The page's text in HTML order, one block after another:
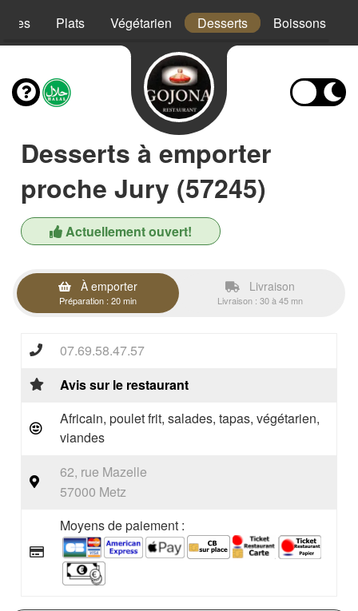
Plats Végétarien Desserts Boissons
Desserts à emporter
proche Jury (57245)
Actuellement ouvert!
À emporter
Préparation : 20 min
Livraison
Livraison : 30 à 45 mn
07.69.58.47.57
Avis sur le restaurant
Africain, poulet frit, salades, tapas, végétarien,
viandes
62, rue Mazelle
57000 Metz
Moyens de paiement :